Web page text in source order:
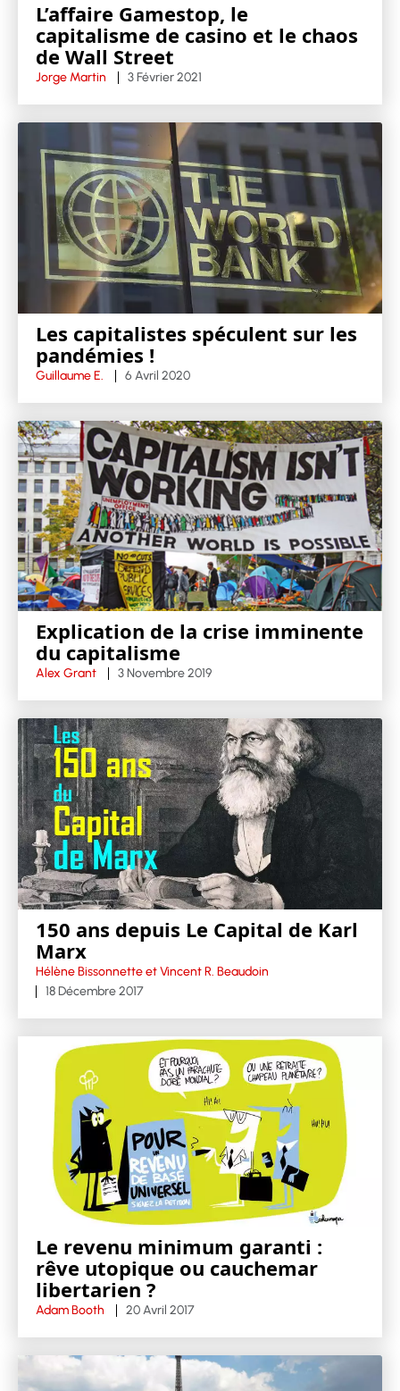
L’affaire Gamestop, le
capitalisme de casino et le chaos
de Wall Street
Jorge Martin 3 Février 2021
Les capitalistes spéculent sur les
pandémies !
Guillaume E. 6 Avril 2020
Explication de la crise imminente
du capitalisme
Alex Grant 3 Novembre 2019
150 ans depuis Le Capital de Karl
Marx
Hélène Bissonnette et Vincent R. Beaudoin
18 Décembre 2017
Le revenu minimum garanti :
rêve utopique ou cauchemar
libertarien ?
Adam Booth 20 Avril 2017